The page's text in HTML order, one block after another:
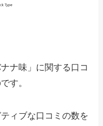
ナ味」に関する口コ
す。
ィブな口コミの数を